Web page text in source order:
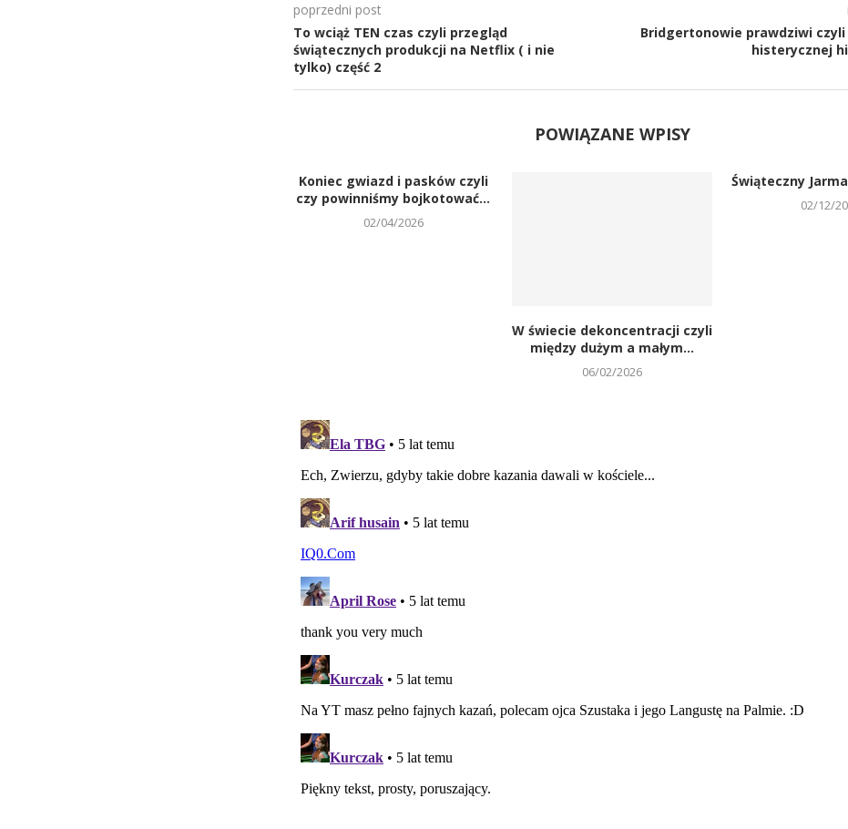
poprzedni post
To wciąż TEN czas czyli przegląd
świątecznych produkcji na Netflix ( i nie
tylko) część 2
Bridgertonowie prawdziwi
histerycznej
POWIĄZANE WPISY
Koniec gwiazd i pasków czyli
czy powinniśmy bojkotować...
02/04/2026
W świecie dekoncentracji czyli
między dużym a małym...
06/02/2026
Świąteczny
02/12/